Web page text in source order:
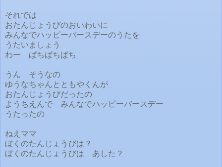
それでは
おたんじょうびのおいわいに
みんなでハッピーバースデーのうたを
うたいましょう
わー ぱちぱちぱち
うん そうなの
ゆうなちゃんとともやくんが
おたんじょうびだったの
ようちえんで みんなでハッピーバースデー
うたったの
ねえママ
ぼくのたんじょうびは？
ぼくのたんじょうびは あした？